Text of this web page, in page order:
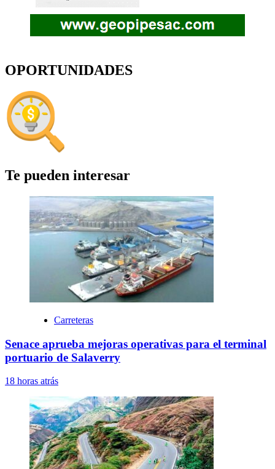
OPORTUNIDADES
Te pueden interesar
Carreteras
Senace aprueba mejoras operativas para el terminal
portuario de Salaverry
18 horas atrás